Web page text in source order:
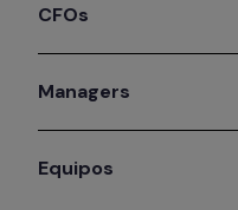
CFOs
Managers
Equipos